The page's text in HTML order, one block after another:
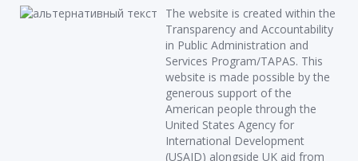
The website is created within the
Transparency and Accountability
in Public Administration and
Services Program/TAPAS. This
website is made possible by the
generous support of the
American people through the
United States Agency for
International Development
(USAID) alongside UK aid from